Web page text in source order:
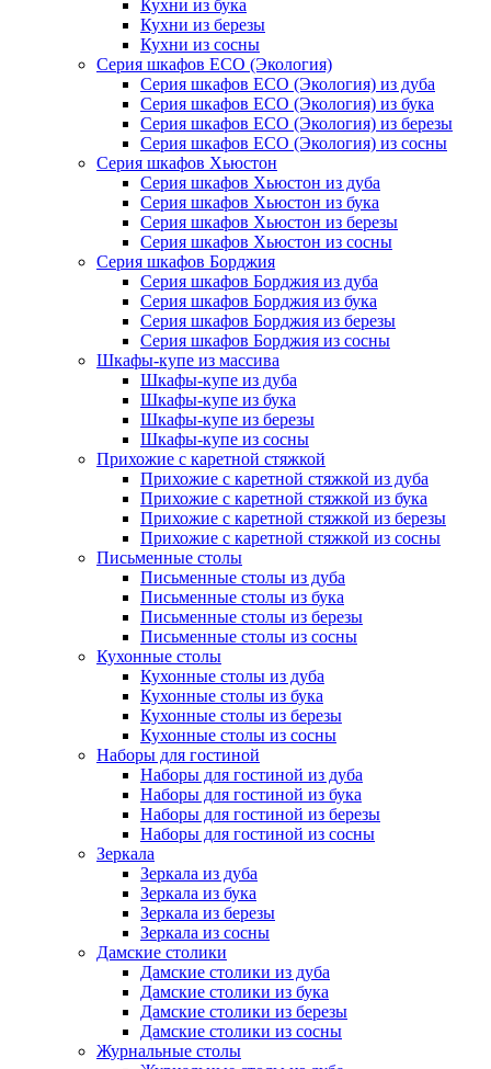
Кухни из бука
Кухни из березы
Кухни из сосны
Серия шкафов ECO (Экология)
Серия шкафов ECO (Экология) из дуба
Серия шкафов ECO (Экология) из бука
Серия шкафов ECO (Экология) из березы
Серия шкафов ECO (Экология) из сосны
Серия шкафов Хьюстон
Серия шкафов Хьюстон из дуба
Серия шкафов Хьюстон из бука
Серия шкафов Хьюстон из березы
Серия шкафов Хьюстон из сосны
Серия шкафов Борджия
Серия шкафов Борджия из дуба
Серия шкафов Борджия из бука
Серия шкафов Борджия из березы
Серия шкафов Борджия из сосны
Шкафы-купе из массива
Шкафы-купе из дуба
Шкафы-купе из бука
Шкафы-купе из березы
Шкафы-купе из сосны
Прихожие с каретной стяжкой
Прихожие с каретной стяжкой из дуба
Прихожие с каретной стяжкой из бука
Прихожие с каретной стяжкой из березы
Прихожие с каретной стяжкой из сосны
Письменные столы
Письменные столы из дуба
Письменные столы из бука
Письменные столы из березы
Письменные столы из сосны
Кухонные столы
Кухонные столы из дуба
Кухонные столы из бука
Кухонные столы из березы
Кухонные столы из сосны
Наборы для гостиной
Наборы для гостиной из дуба
Наборы для гостиной из бука
Наборы для гостиной из березы
Наборы для гостиной из сосны
Зеркала
Зеркала из дуба
Зеркала из бука
Зеркала из березы
Зеркала из сосны
Дамские столики
Дамские столики из дуба
Дамские столики из бука
Дамские столики из березы
Дамские столики из сосны
Журнальные столы